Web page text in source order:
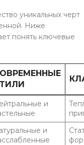
уникальных черт
Ниже
понять ключевые
и
и